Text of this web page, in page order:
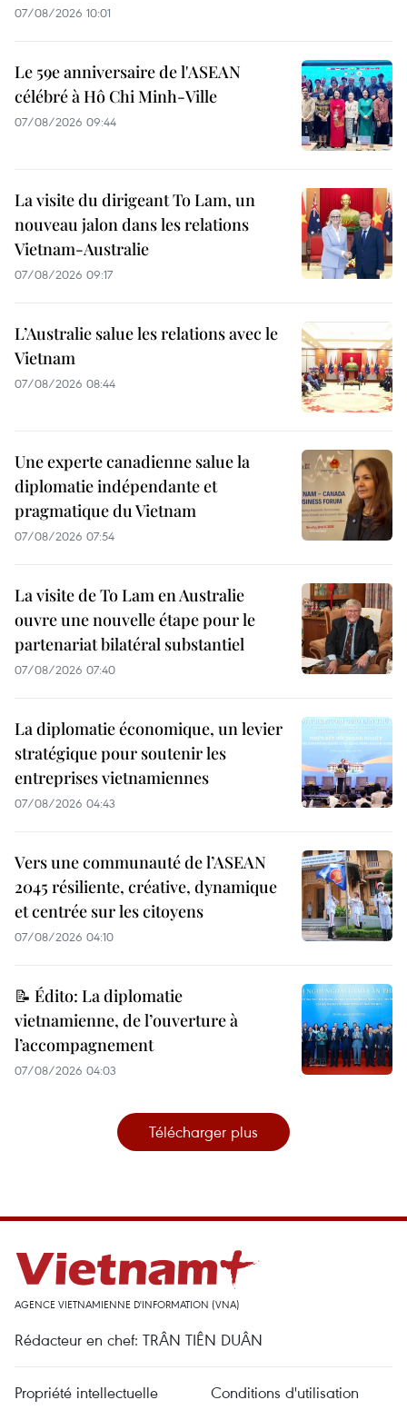
07/08/2026 10:01
Le 59e anniversaire de l'ASEAN
célébré à Hô Chi Minh-Ville
07/08/2026 09:44
La visite du dirigeant To Lam, un
nouveau jalon dans les relations
Vietnam-Australie
07/08/2026 09:17
L’Australie salue les relations avec le
Vietnam
07/08/2026 08:44
Une experte canadienne salue la
diplomatie indépendante et
pragmatique du Vietnam
07/08/2026 07:54
La visite de To Lam en Australie
ouvre une nouvelle étape pour le
partenariat bilatéral substantiel
07/08/2026 07:40
La diplomatie économique, un levier
stratégique pour soutenir les
entreprises vietnamiennes
07/08/2026 04:43
Vers une communauté de l’ASEAN
2045 résiliente, créative, dynamique
et centrée sur les citoyens
07/08/2026 04:10
📝 Édito: La diplomatie
vietnamienne, de l’ouverture à
l’accompagnement
07/08/2026 04:03
Télécharger plus
AGENCE VIETNAMIENNE D'INFORMATION (VNA)
Rédacteur en chef: TRÂN TIÊN DUÂN
Propriété intellectuelle
Conditions d'utilisation